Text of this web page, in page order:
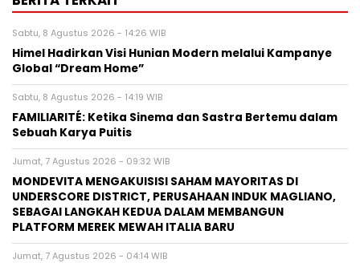
Sabtu, 8 Agustus 2026 - 14:26 WIB
Himel Hadirkan Visi Hunian Modern melalui Kampanye
Global “Dream Home”
Sabtu, 8 Agustus 2026 - 14:19 WIB
FAMILIARITÉ: Ketika Sinema dan Sastra Bertemu dalam
Sebuah Karya Puitis
Jumat, 7 Agustus 2026 - 09:32 WIB
MONDEVITA MENGAKUISISI SAHAM MAYORITAS DI
UNDERSCORE DISTRICT, PERUSAHAAN INDUK MAGLIANO,
SEBAGAI LANGKAH KEDUA DALAM MEMBANGUN
PLATFORM MEREK MEWAH ITALIA BARU
Jumat, 7 Agustus 2026 - 04:14 WIB